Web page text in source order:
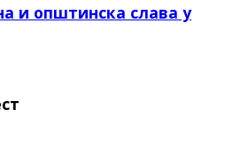
и општинска слава у